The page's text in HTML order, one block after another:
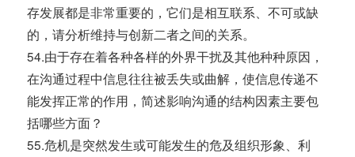
存发展都是非常重要的，它们是相互联系、不可或缺
的，请分析维持与创新二者之间的关系。
54.由于存在着各种各样的外界干扰及其他种种原因，
在沟通过程中信息往往被丢失或曲解，使信息传递不
能发挥正常的作用，简述影响沟通的结构因素主要包
括哪些方面？
55.危机是突然发生或可能发生的危及组织形象、利